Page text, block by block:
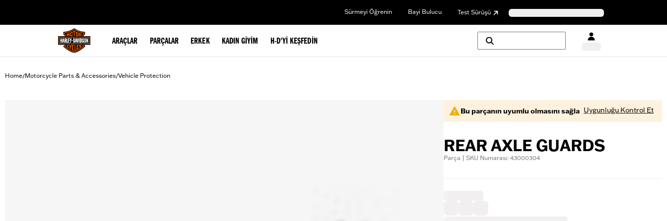
Sürmeyi Öğrenin Bayi Bulucu Test Sürüşü
ARAÇLAR PARÇALAR ERKEK KADIN GIYIM H-D'YI KEŞFEDIN
Home/Motorcycle Parts & Accessories/Vehicle Protection
Bu parçanın uyumlu olmasını sağla Uygunluğu Kontrol Et
REAR AXLE GUARDS
Parça | SKU Numarası: 43000304